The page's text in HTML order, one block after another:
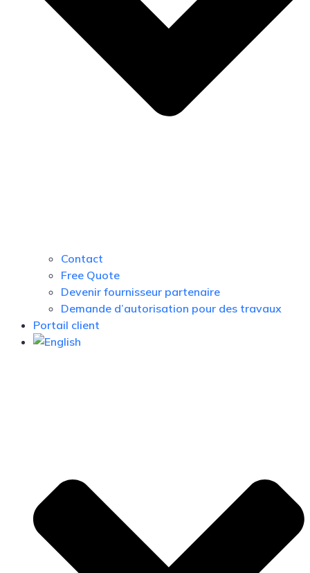
Contact
Free Quote
Devenir fournisseur partenaire
Demande d’autorisation pour des travaux
Portail client